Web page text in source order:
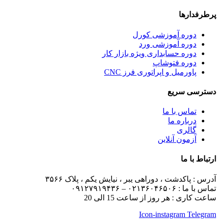
پرطرفدارها
دوره آموزشی کورل
دوره آموزشی ورد
دوره حسابداری ویژه بازار کار
دوره فتوشاپ
پاورمیل و اپراتوری فرز CNC
دسترسی سریع
تماس با ما
درباره ما
گالری
آزمون آنلاین
ارتباط با ما
آدرس : پاکدشت ، دوراهی یبر ، نیایش یکم ، پلاک ۳۵۶۶
تماس با ما :
ساعت کاری : هر روز از ساعت 15 الی 20
Icon-instagram Telegram